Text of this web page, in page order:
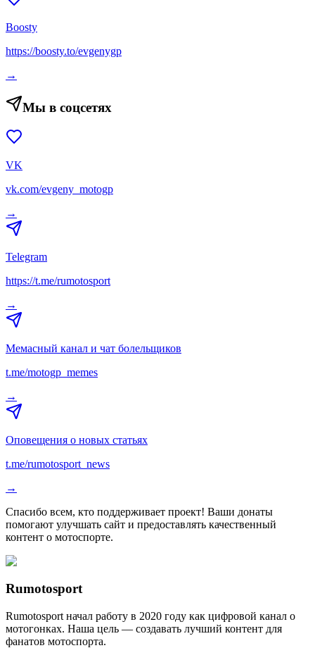
Boosty
https://boosty.to/evgenygp
→
Мы в соцсетях
VK
vk.com/evgeny_motogp
→
Telegram
https://t.me/rumotosport
→
Мемасный канал и чат болельщиков
t.me/motogp_memes
→
Оповещения о новых статьях
t.me/rumotosport_news
→
Спасибо всем, кто поддерживает проект! Ваши донаты
помогают улучшать сайт и предоставлять качественный
контент о мотоспорте.
Rumotosport
Rumotosport начал работу в 2020 году как цифровой канал о
мотогонках. Наша цель — создавать лучший контент для
фанатов мотоспорта.